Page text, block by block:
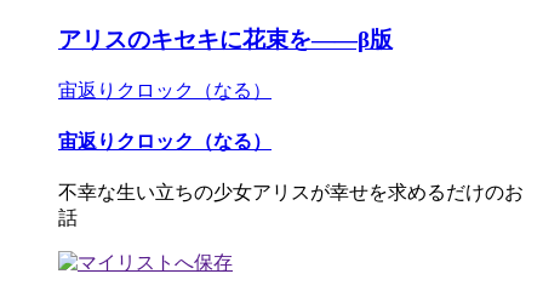
アリスのキセキに花束を――β版
宙返りクロック（なる）
宙返りクロック（なる）
不幸な生い立ちの少女アリスが幸せを求めるだけのお
話